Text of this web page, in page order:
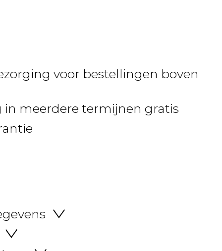
voor bestellingen boven
in meerdere termijnen gratis